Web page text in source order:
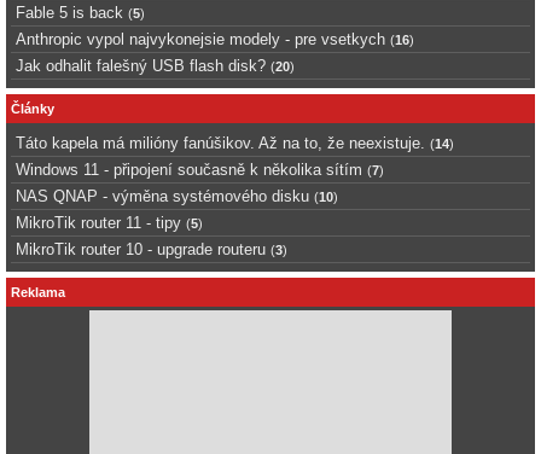
Fable 5 is back (5)
Anthropic vypol najvykonejsie modely - pre vsetkych (16)
Jak odhalit falešný USB flash disk? (20)
Články
Táto kapela má milióny fanúšikov. Až na to, že neexistuje. (14)
Windows 11 - připojení současně k několika sítím (7)
NAS QNAP - výměna systémového disku (10)
MikroTik router 11 - tipy (5)
MikroTik router 10 - upgrade routeru (3)
Reklama